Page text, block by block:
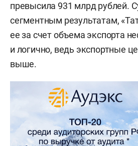
превысила 931 млрд рублей.
сегментным результатам,
ее за счет объема экспорта
и логично, ведь экспортные
выше.